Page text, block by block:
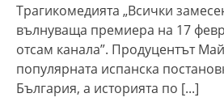
Трагикомедията „Всички
вълнуваща премиера на 17
отсам канала”. Продуцентът
популярната испанска
България, а историята по [...]